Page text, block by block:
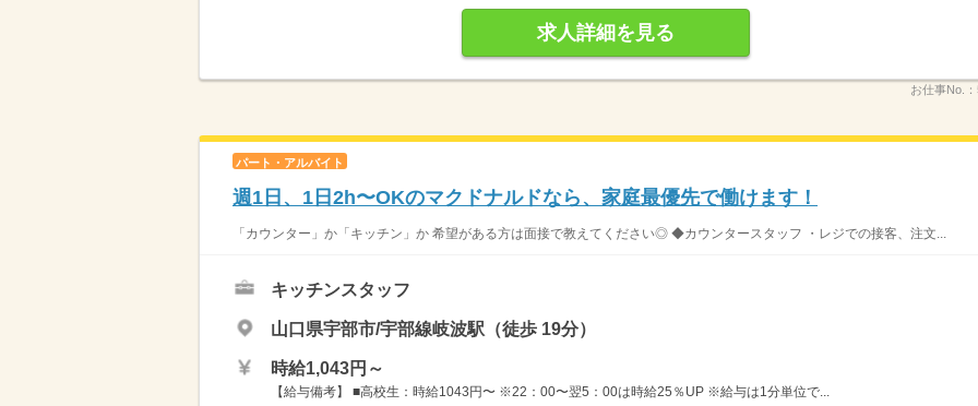
求人詳細を見る
お仕事No.：
パート・アルバイト
週1日、1日2h〜OKのマクドナルドなら、家庭最優先で働けます！
「カウンター」か「キッチン」か 希望がある方は面接で教えてください◎ ◆カウンタースタッフ ・レジでの接客、注文...
キッチンスタッフ
山口県宇部市/宇部線岐波駅（徒歩 19分）
時給1,043円～
【給与備考】 ■高校生：時給1043円〜 ※22：00〜翌5：00は時給25％UP ※給与は1分単位で...